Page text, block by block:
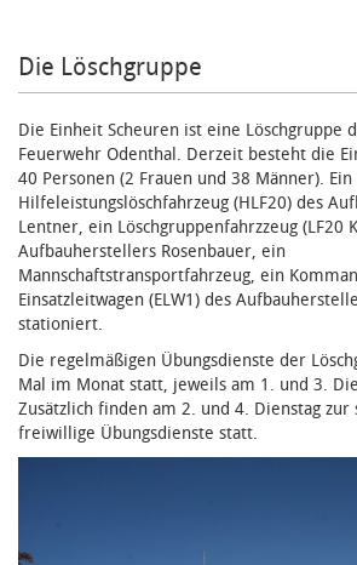
Die Löschgruppe
Die Einheit Scheuren ist eine Löschgruppe
Feuerwehr Odenthal. Derzeit besteht die
40 Personen (2 Frauen und 38 Männer).
Hilfeleistungslöschfahrzeug (HLF20) des
Lentner, ein Löschgruppenfahrzzeug (LF20
Aufbauherstellers Rosenbauer, ein
Mannschaftstransportfahrzeug, ein
Einsatzleitwagen (ELW1) des
stationiert.
Die regelmäßigen Übungsdienste der
Mal im Monat statt, jeweils am 1. und 3.
Zusätzlich finden am 2. und 4. Dienstag zur
freiwillige Übungsdienste statt.